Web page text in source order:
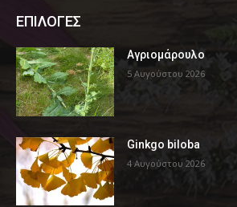
ΕΠΙΛΟΓΕΣ
Αγριομάρουλο
5 Αυγούστου 2026
Ginkgo biloba
4 Αυγούστου 2026